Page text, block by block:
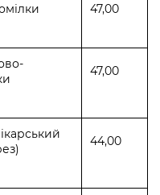
47,00
47,00
44,00